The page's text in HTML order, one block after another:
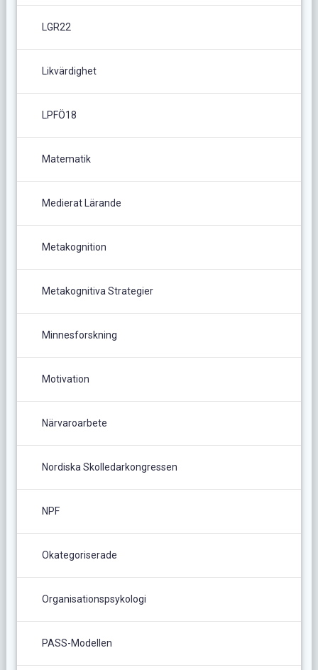
LGR22
Likvärdighet
LPFÖ18
Matematik
Medierat Lärande
Metakognition
Metakognitiva Strategier
Minnesforskning
Motivation
Närvaroarbete
Nordiska Skolledarkongressen
NPF
Okategoriserade
Organisationspsykologi
PASS-Modellen